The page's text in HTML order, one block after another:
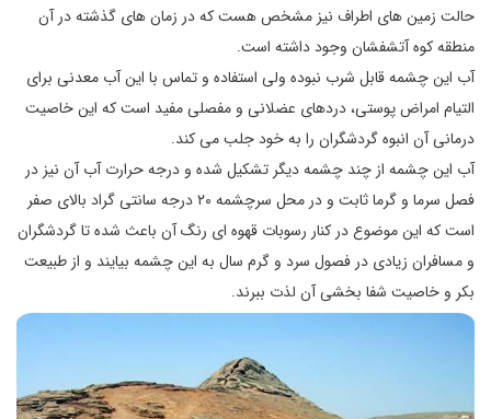
حالت زمین های اطراف نیز مشخص هست که در زمان های گذشته در آن
منطقه کوه آتشفشان وجود داشته است.
آب‌ این چشمه ق‍‍اب‍ل‌ ش‍رب‌ نبوده ول‍‍ی‌ ‌اس‍ت‍ف‍‍اده‌ ‌و تماس با ‌ای‍ن‌ ‌آب‌ م‍‍ع‍دن‍‍ی‌ ب‍ر‌ا‌ی‌
‌ال‍ت‍ی‍‍ام‌ ‌ام‍ر‌اض‌ پ‍وس‍ت‍‍ی‌، درد‌ه‍‍ا‌ی‌ ‌ع‍ض‍لان‍‍ی‌ و مف‍ص‍ل‍‍ی‌ م‍ف‍ی‍د ‌اس‍ت‌ که این خاصیت
درمانی آن انبوه گردشگران را به خود جلب می کند.
‌آب‌ این چشمه از چ‍ن‍د چ‍ش‍م‍ه‌ دیگر ت‍ش‍ک‍ی‍ل‌ ش‍ده‌ و درج‍ه‌ ح‍ر‌ارت‌ ‌آب‌ ‌آن‌ ن‍ی‍ز در
ف‍ص‍ل‌ س‍رم‍‍ا و گ‍رم‍‍ا ث‍‍اب‍ت‌ و در م‍ح‍ل‌ س‍رچ‍ش‍م‍ه‌ ۲۰ درج‍ه‌ سانتی گراد ب‍‍الا‌ی‌ ص‍ف‍ر
‌اس‍ت‌ که این موضوع در کنار رس‍وب‍‍ات‌ ق‍‍ه‍وه‌ ‌ا‌ی‌ رن‍گ‌ آن باعث شده تا گردشگران
و مسافران زیادی در فصول سرد و گرم سال به این چشمه بیایند و از طبیعت
بکر و خاصیت شفا بخشی آن لذت ببرند.